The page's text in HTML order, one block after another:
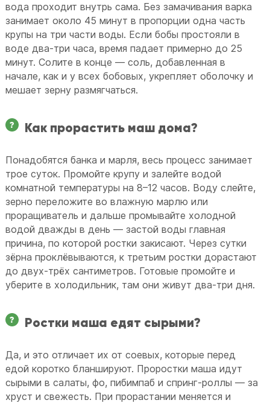
вода проходит внутрь сама. Без замачивания варка
занимает около 45 минут в пропорции одна часть
крупы на три части воды. Если бобы простояли в
воде два-три часа, время падает примерно до 25
минут. Солите в конце — соль, добавленная в
начале, как и у всех бобовых, укрепляет оболочку и
мешает зерну размягчаться.
Как прорастить маш дома?
Понадобятся банка и марля, весь процесс занимает
трое суток. Промойте крупу и залейте водой
комнатной температуры на 8–12 часов. Воду слейте,
зерно переложите во влажную марлю или
проращиватель и дальше промывайте холодной
водой дважды в день — застой воды главная
причина, по которой ростки закисают. Через сутки
зёрна проклёвываются, к третьим ростки дорастают
до двух-трёх сантиметров. Готовые промойте и
уберите в холодильник, там они живут два-три дня.
Ростки маша едят сырыми?
Да, и это отличает их от соевых, которые перед
едой коротко бланшируют. Проростки маша идут
сырыми в салаты, фо, пибимпаб и спринг-роллы — за
хруст и свежесть. При прорастании меняется и